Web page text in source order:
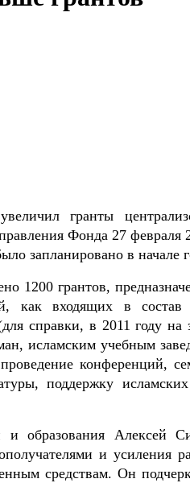
гранты
Фонда 27 февраля
запланировано в начале
1200 грантов,
как входящих в состав
справки, в 2011 году на
исламским учебным
конференций,
поддержку исламских
образования Алексей
и усиления
средствам. Он